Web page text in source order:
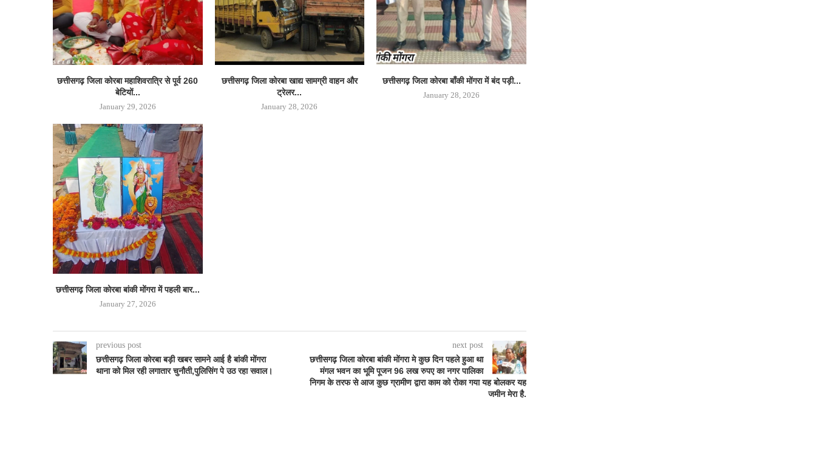
छत्तीसगढ़ जिला कोरबा महाशिवरात्रि से पूर्व 260
बेटियों...
January 29, 2026
छत्तीसगढ़ जिला कोरबा खाद्य सामग्री वाहन और
ट्रेलर...
January 28, 2026
छत्तीसगढ़ जिला कोरबा बाँकी मोंगरा में बंद पड़ी...
January 28, 2026
छत्तीसगढ़ जिला कोरबा बांकी मोंगरा में पहली बार...
January 27, 2026
previous post
छत्तीसगढ़ जिला कोरबा बड़ी खबर सामने आई है बांकी मोंगरा
थाना को मिल रही लगातार चुनौती,पुलिसिंग पे उठ रहा सवाल।
next post
छत्तीसगढ़ जिला कोरबा बांकी मोंगरा मे कुछ दिन पहले हुआ था
मंगल भवन का भूमि पूजन 96 लख रुपए का नगर पालिका
निगम के तरफ से आज कुछ ग्रामीण द्वारा काम को रोका गया यह बोलकर यह
जमीन मेरा है.